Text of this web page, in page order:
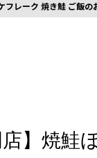
レーク 焼き鮭 ご
店】焼鮭